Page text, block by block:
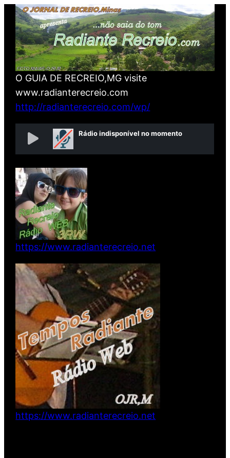
Pular
para
conteúdo
O GUIA DE RECREIO,MG visite
www.radianterecreio.com
http://radianterecreio.com/wp/
https://www.radianterecreio.net
https://www.radianterecreio.net